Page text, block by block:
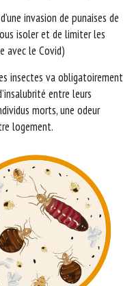
invasion de punaises de
isoler et de limiter les
avec le Covid)
insectes va obligatoirement
entre leurs
morts, une odeur
logement.